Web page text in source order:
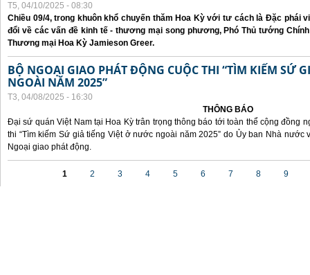
T5, 04/10/2025 - 08:30
Chiều 09/4, trong khuôn khổ chuyến thăm Hoa Kỳ với tư cách là Đặc phái
đổi về các vấn đề kinh tế - thương mại song phương, Phó Thủ tướng
Thương mại Hoa Kỳ Jamieson Greer.
BỘ NGOẠI GIAO PHÁT ĐỘNG CUỘC THI “TÌM KIẾM SỨ
NGOÀI NĂM 2025”
T3, 04/08/2025 - 16:30
THÔNG BÁO
Đại sứ quán Việt Nam tại Hoa Kỳ trân trọng thông báo tới toàn thể cộng đồng
thi “Tìm kiếm Sứ giả tiếng Việt ở nước ngoài năm 2025” do Ủy ban Nhà
Ngoại giao phát động.
1 2 3 4 5 6 7 8 9